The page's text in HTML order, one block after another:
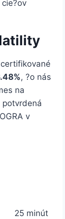
, ?o nás
na
potvrdená
v
25 minút